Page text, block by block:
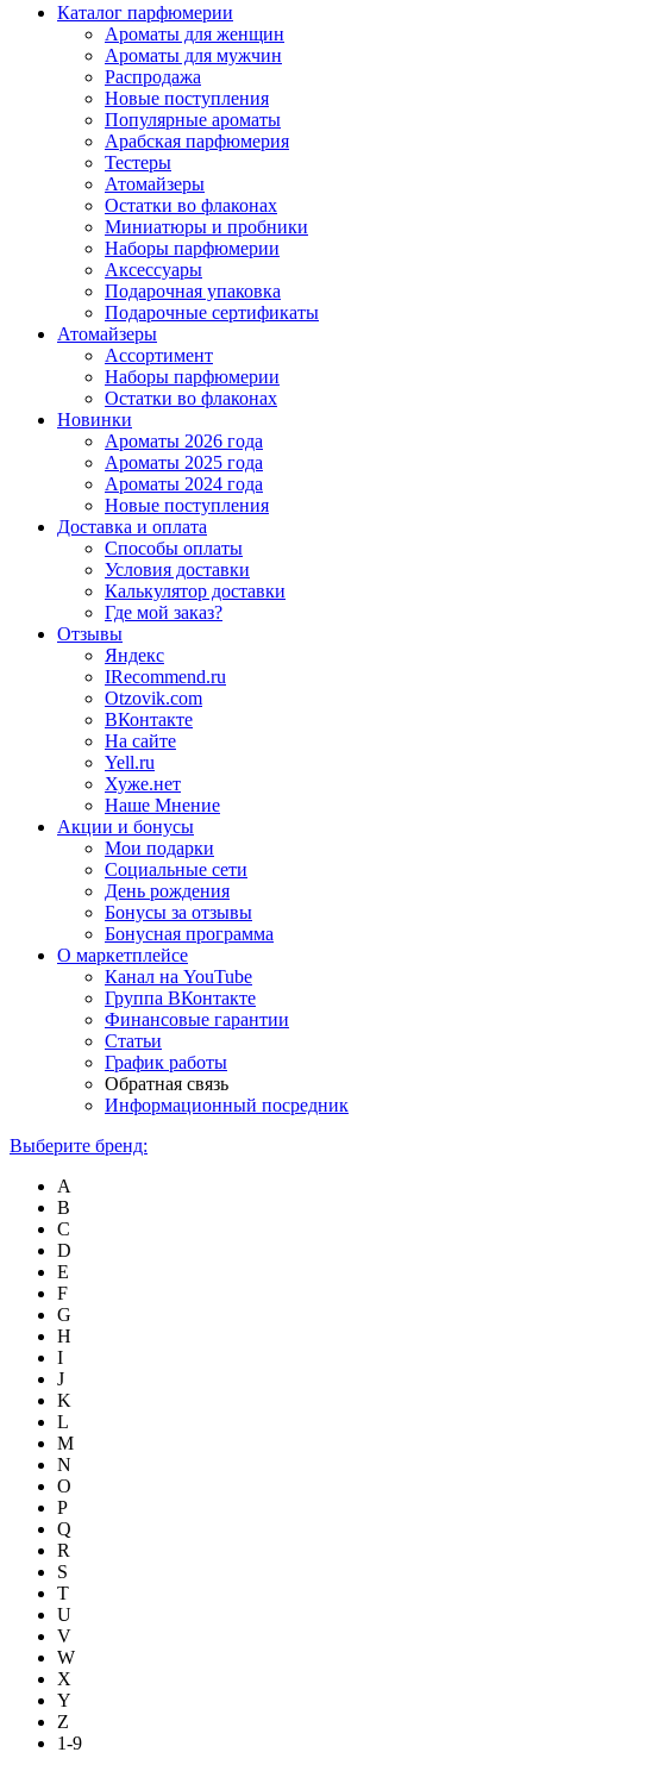
Каталог парфюмерии
Ароматы для женщин
Ароматы для мужчин
Распродажа
Новые поступления
Популярные ароматы
Арабская парфюмерия
Тестеры
Атомайзеры
Остатки во флаконах
Миниатюры и пробники
Наборы парфюмерии
Аксессуары
Подарочная упаковка
Подарочные сертификаты
Атомайзеры
Ассортимент
Наборы парфюмерии
Остатки во флаконах
Новинки
Ароматы 2026 года
Ароматы 2025 года
Ароматы 2024 года
Новые поступления
Доставка и оплата
Способы оплаты
Условия доставки
Калькулятор доставки
Где мой заказ?
Отзывы
Яндекс
IRecommend.ru
Otzovik.com
ВКонтакте
На сайте
Yell.ru
Хуже.нет
Наше Мнение
Акции и бонусы
Мои подарки
Социальные сети
День рождения
Бонусы за отзывы
Бонусная программа
О маркетплейсе
Канал на YouTube
Группа ВКонтакте
Финансовые гарантии
Статьи
График работы
Обратная связь
Информационный посредник
Выберите бренд:
A
B
C
D
E
F
G
H
I
J
K
L
M
N
O
P
Q
R
S
T
U
V
W
X
Y
Z
1-9